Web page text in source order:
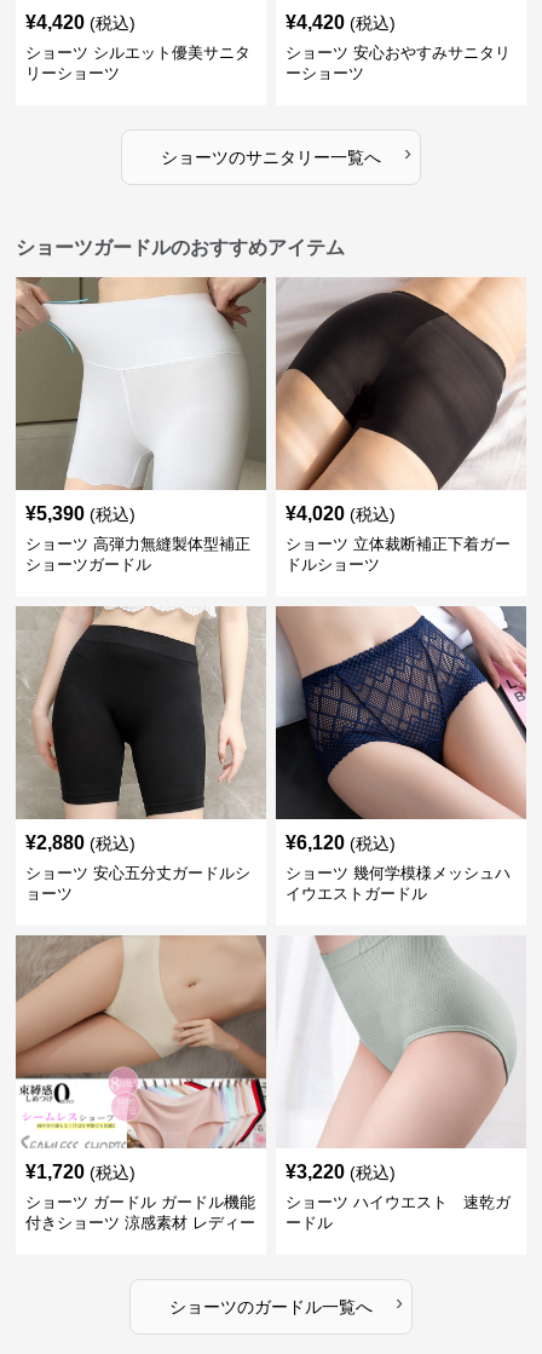
¥4,420 (税込)
ショーツ シルエット優美サニタ
リーショーツ
¥4,420 (税込)
ショーツ 安心おやすみサニタリ
ーショーツ
ショーツのサニタリー一覧へ ›
ショーツガードルのおすすめアイテム
¥5,390 (税込)
ショーツ 高弾力無縫製体型補正
ショーツガードル
¥4,020 (税込)
ショーツ 立体裁断補正下着ガー
ドルショーツ
¥2,880 (税込)
ショーツ 安心五分丈ガードルシ
ョーツ
¥6,120 (税込)
ショーツ 幾何学模様メッシュハ
イウエストガードル
¥1,720 (税込)
ショーツ ガードル ガードル機能
付きショーツ 涼感素材 レディー
¥3,220 (税込)
ショーツ ハイウエスト 速乾ガ
ードル
ショーツのガードル一覧へ ›